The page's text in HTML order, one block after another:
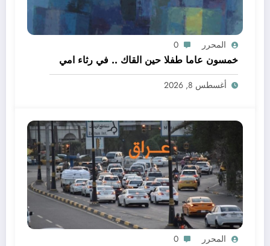
المحرر 0
خمسون عاما طفلا حين القاك .. في رثاء امي
أغسطس 8, 2026
المحرر 0